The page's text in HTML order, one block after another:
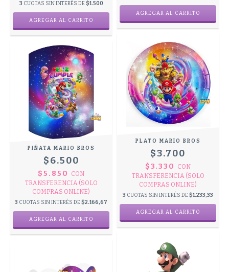
3 CUOTAS SIN INTERÉS DE $1.500
PIÑATA MARIO BROS
$6.500
$5.850
CON
TRANSFERENCIA (SOLO
COMPRAS ONLINE)
3 CUOTAS SIN INTERÉS DE $2.166,67
PLATO MARIO BROS
$3.700
$3.330
CON
TRANSFERENCIA (SOLO
COMPRAS ONLINE)
3 CUOTAS SIN INTERÉS DE $1.233,33